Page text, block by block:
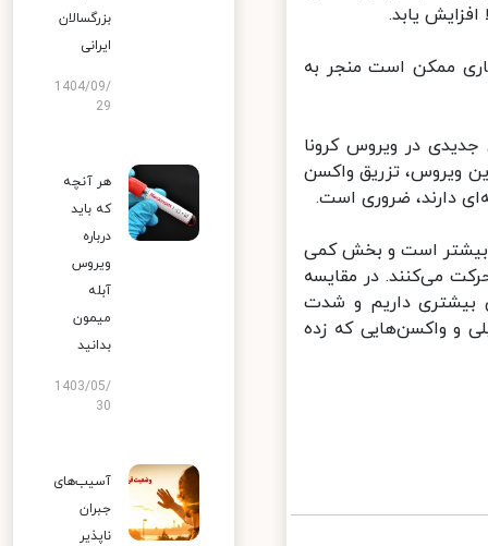
یابد.
ممکن است منجر به
در ویروس کرونا
ویروس، تزریق واکسن
دارند، ضروری است.
بیشتر است و بخش کمی
می‌کنند. در مقایسه
داریم و شدت
و واکسن‌هایی که زده
بزرگسالان
ایرانی
1404/09/
29
هر آنچه
که باید
درباره
ویروس
آبله
میمون
بدانید
1403/05/
30
آسیب‌های
جبران
ناپذیر